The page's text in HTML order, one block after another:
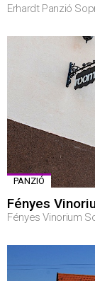
Erhardt Panzió
PANZIÓ
Fényes
Fényes Vinorium